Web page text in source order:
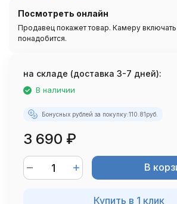
Посмотреть онлайн
Продавец покажет товар. Камеру
понадобится.
на складе (доставка 3-7 дней):
В наличии
Бонусных рублей за покупку:110.81руб.
3 690 ₽
В
Купить в 1 клик